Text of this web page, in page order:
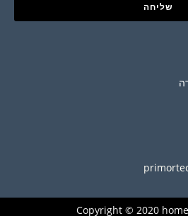
שליחה
Copyright © 2020